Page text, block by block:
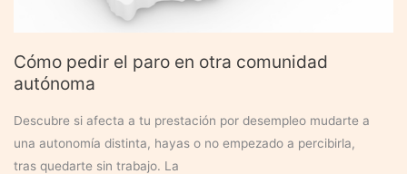
Cómo pedir el paro en otra comunidad
autónoma
Descubre si afecta a tu prestación por desempleo mudarte a
una autonomía distinta, hayas o no empezado a percibirla,
tras quedarte sin trabajo. La